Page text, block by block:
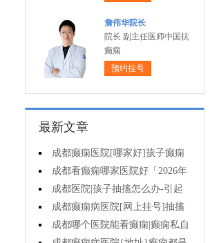
詹伟华院长
院长 副主任医师中国抗
癫痫
预约挂号
最新文章
成都癫痫医院[哪家好]孩子癫痫
会影响智力吗?
成都看癫痫哪家医院好「2026年
度公布」原发性癫痫有多大几率遗
传给孩子?
成都医院|孩子抽搐怎么办-引起
癫痫发作的药物有哪些?
成都癫痫病医院[网上挂号]抽搐
就是癫痫发作吗?
成都哪个医院能看癫痫|癫痫私自